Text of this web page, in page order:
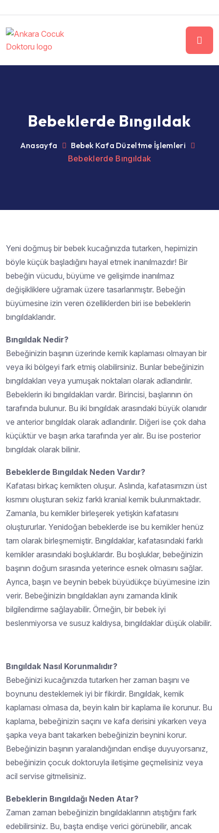
Bebeklerde Bıngıldak
Anasayfa
Bebek Kafa Düzeltme İşlemleri
Bebeklerde Bıngıldak
Yeni doğmuş bir bebek kucağınızda tutarken, hepimizin
böyle küçük başladığını hayal etmek inanılmazdır! Bir
bebeğin vücudu, büyüme ve gelişimde inanılmaz
değişikliklere uğramak üzere tasarlanmıştır. Bebeğin
büyümesine izin veren özelliklerden biri ise bebeklerin
bıngıldaklarıdır.
Bıngıldak Nedir?
Bebeğinizin başının üzerinde kemik kaplaması olmayan bir
veya iki bölgeyi fark etmiş olabilirsiniz. Bunlar bebeğinizin
bıngıldakları veya yumuşak noktaları olarak adlandırılır.
Bebeklerin iki bıngıldakları vardır. Birincisi, başlarının ön
tarafında bulunur. Bu iki bıngıldak arasındaki büyük olanıdır
ve anterior bıngıldak olarak adlandırılır. Diğeri ise çok daha
küçüktür ve başın arka tarafında yer alır. Bu ise posterior
bıngıldak olarak bilinir.
Bebeklerde Bıngıldak Neden Vardır?
Kafatası birkaç kemikten oluşur. Aslında, kafatasımızın üst
kısmını oluşturan sekiz farklı kranial kemik bulunmaktadır.
Zamanla, bu kemikler birleşerek yetişkin kafatasını
oluştururlar. Yenidoğan bebeklerde ise bu kemikler henüz
tam olarak birleşmemiştir. Bıngıldaklar, kafatasındaki farklı
kemikler arasındaki boşluklardır. Bu boşluklar, bebeğinizin
başının doğum sırasında yeterince esnek olmasını sağlar.
Ayrıca, başın ve beynin bebek büyüdükçe büyümesine izin
verir. Bebeğinizin bıngıldakları aynı zamanda klinik
bilgilendirme sağlayabilir. Örneğin, bir bebek iyi
beslenmiyorsa ve susuz kaldıysa, bıngıldaklar düşük olabilir.
Bıngıldak Nasıl Korunmalıdır?
Bebeğinizi kucağınızda tutarken her zaman başını ve
boynunu desteklemek iyi bir fikirdir. Bıngıldak, kemik
kaplaması olmasa da, beyin kalın bir kaplama ile korunur. Bu
kaplama, bebeğinizin saçını ve kafa derisini yıkarken veya
şapka veya bant takarken bebeğinizin beynini korur.
Bebeğinizin başının yaralandığından endişe duyuyorsanız,
bebeğinizin çocuk doktoruyla iletişime geçmelisiniz veya
acil servise gitmelisiniz.
Bebeklerin Bıngıldağı Neden Atar?
Zaman zaman bebeğinizin bıngıldaklarının atıştığını fark
edebilirsiniz. Bu, başta endişe verici görünebilir, ancak